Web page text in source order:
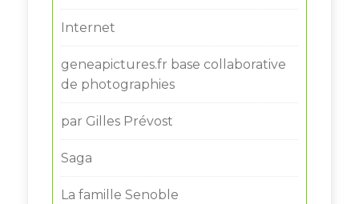
Internet
geneapictures.fr base collaborative
de photographies
par Gilles Prévost
Saga
La famille Senoble